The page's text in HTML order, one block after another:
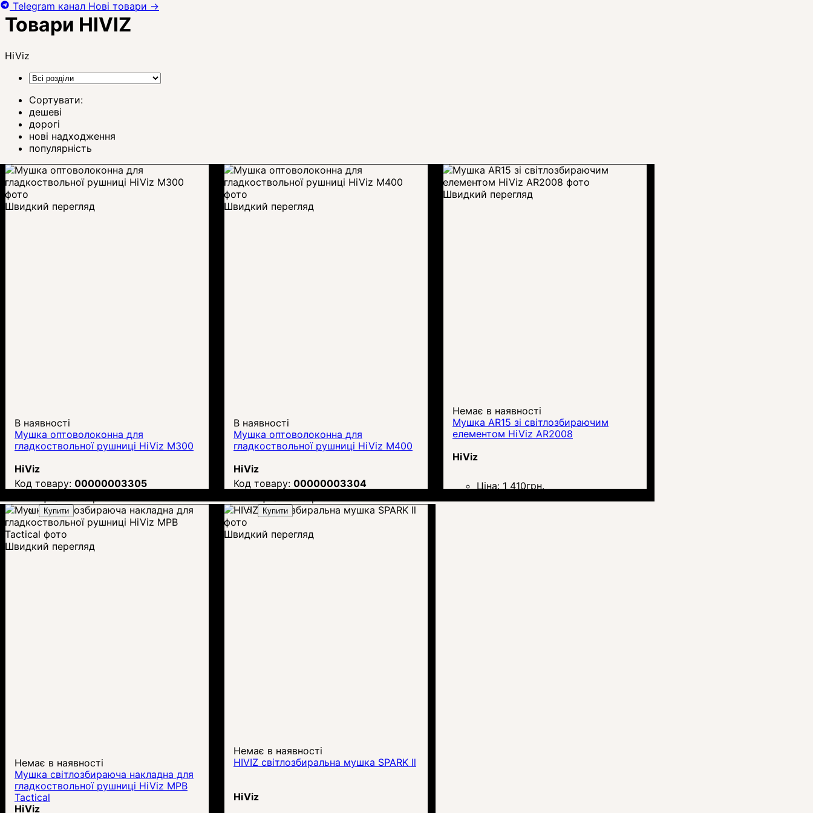
Товари HIVIZ
HiViz
Сортувати:
дешеві
дорогі
нові надходження
популярність
Швидкий перегляд
В наявності
Мушка оптоволоконна для
гладкоствольної рушниці HiViz M300
HiViz
00000003305
Купити
Швидкий перегляд
В наявності
Мушка оптоволоконна для
гладкоствольної рушниці HiViz M400
HiViz
00000003304
Купити
Швидкий перегляд
Немає в наявності
Мушка AR15 зі світлозбираючим
елементом HiViz AR2008
HiViz
Ціна: 1 410грн.
Швидкий перегляд
Немає в наявності
Мушка світлозбираюча накладна для
гладкоствольної рушниці HiViz MPB
Tactical
HiViz
Швидкий перегляд
Немає в наявності
HIVIZ світлозбиральна мушка SPARK ll
HiViz
Telegram канал Нові товари →